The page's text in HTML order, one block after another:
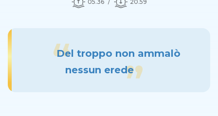
05.36 20.59
Del troppo non ammalò
nessun erede